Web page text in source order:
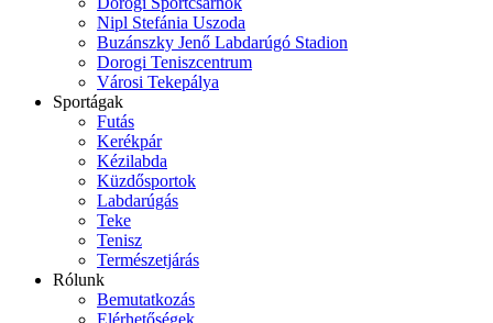
Nipl Stefánia Uszoda
Buzánszky Jenő Labdarúgó Stadion
Dorogi Teniszcentrum
Városi Tekepálya
Sportágak
Futás
Kerékpár
Kézilabda
Küzdősportok
Labdarúgás
Teke
Tenisz
Természetjárás
Rólunk
Bemutatkozás
Elérhetőségek